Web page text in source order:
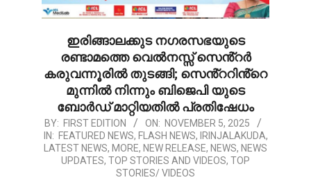
ഇരിങ്ങാലക്കുട നഗരസഭയുടെ
രണ്ടാമത്തെ വെൽനസ്സ് സെൻ്റർ
കരുവന്നൂരിൽ തുടങ്ങി; സെൻ്ററിൻ്റെ
മുന്നിൽ നിന്നും ബിജെപി യുടെ
ബോർഡ് മാറ്റിയതിൽ പ്രതിഷേധം
2025-
11-
BY: FIRST EDITION ON: NOVEMBER 5, 2025
IN: FEATURED NEWS, FLASH NEWS, IRINJALAKUDA,
LATEST NEWS, MORE, NEW RELEASE, NEWS, NEWS
UPDATES, TOP STORIES AND VIDEOS, TOP
STORIES/ VIDEOS